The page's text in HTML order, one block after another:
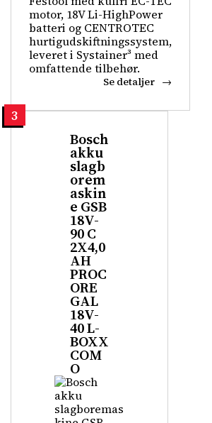
motor, 18V Li-HighPower
batteri og CENTROTEC
hurtigudskiftningssystem,
leveret i Systainer³ med
omfattende tilbehør.
Se detaljer
3
Bosch
akku
slagb
orem
askin
e GSB
18V-
90 C
2X4,0
AH
PROC
ORE
GAL
18V-
40 L-
BOXX
COM
O